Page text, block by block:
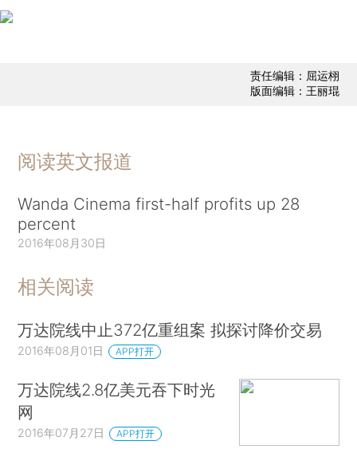
责任编辑：屈运栩
版面编辑：王丽琨
阅读英文报道
Wanda Cinema first-half profits up 28
percent
2016年08月30日
相关阅读
万达院线中止372亿重组案 拟探讨降价交易
2016年08月01日 APP打开
万达院线2.8亿美元吞下时光
网
2016年07月27日 APP打开